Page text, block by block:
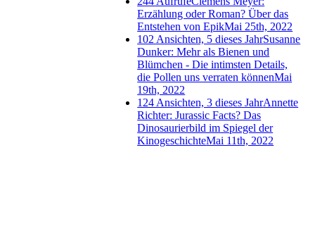
Erzählung oder Roman? Über das
Entstehen von EpikMai 25th, 2022
102 Ansichten, 5 dieses JahrSusanne
Dunker: Mehr als Bienen und
Blümchen - Die intimsten Details,
die Pollen uns verraten könnenMai
19th, 2022
124 Ansichten, 3 dieses JahrAnnette
Richter: Jurassic Facts? Das
Dinosaurierbild im Spiegel der
KinogeschichteMai 11th, 2022